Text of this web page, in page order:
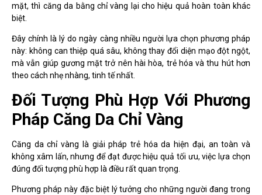
mặt, thì căng da bằng chỉ vàng lại cho hiệu quả hoàn toàn khác
biệt.
Đây chính là lý do ngày càng nhiều người lựa chọn phương pháp
này: không can thiệp quá sâu, không thay đổi diện mạo đột ngột,
mà vẫn giúp gương mặt trở nên hài hòa, trẻ hóa và thu hút hơn
theo cách nhẹ nhàng, tinh tế nhất.
Đối Tượng Phù Hợp Với Phương
Pháp Căng Da Chỉ Vàng
Căng da chỉ vàng là giải pháp trẻ hóa da hiện đại, an toàn và
không xâm lấn, nhưng để đạt được hiệu quả tối ưu, việc lựa chọn
đúng đối tượng phù hợp là điều rất quan trọng.
Phương pháp này đặc biệt lý tưởng cho những người đang trong